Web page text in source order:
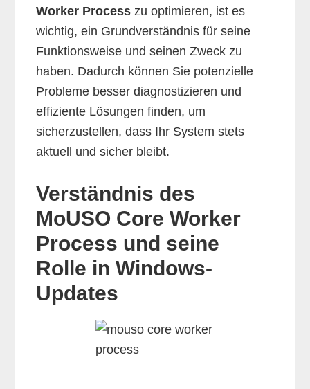
Worker Process zu optimieren, ist es
wichtig, ein Grundverständnis für seine
Funktionsweise und seinen Zweck zu
haben. Dadurch können Sie potenzielle
Probleme besser diagnostizieren und
effiziente Lösungen finden, um
sicherzustellen, dass Ihr System stets
aktuell und sicher bleibt.
Verständnis des
MoUSO Core Worker
Process und seine
Rolle in Windows-
Updates